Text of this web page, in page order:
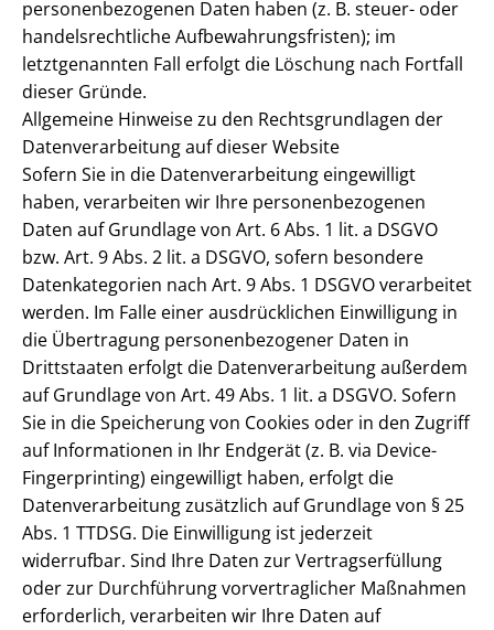
personenbezogenen Daten haben (z. B. steuer- oder
handelsrechtliche Aufbewahrungsfristen); im
letztgenannten Fall erfolgt die Löschung nach Fortfall
dieser Gründe.
Allgemeine Hinweise zu den Rechtsgrundlagen der
Datenverarbeitung auf dieser Website
Sofern Sie in die Datenverarbeitung eingewilligt
haben, verarbeiten wir Ihre personenbezogenen
Daten auf Grundlage von Art. 6 Abs. 1 lit. a DSGVO
bzw. Art. 9 Abs. 2 lit. a DSGVO, sofern besondere
Datenkategorien nach Art. 9 Abs. 1 DSGVO verarbeitet
werden. Im Falle einer ausdrücklichen Einwilligung in
die Übertragung personenbezogener Daten in
Drittstaaten erfolgt die Datenverarbeitung außerdem
auf Grundlage von Art. 49 Abs. 1 lit. a DSGVO. Sofern
Sie in die Speicherung von Cookies oder in den Zugriff
auf Informationen in Ihr Endgerät (z. B. via Device-
Fingerprinting) eingewilligt haben, erfolgt die
Datenverarbeitung zusätzlich auf Grundlage von § 25
Abs. 1 TTDSG. Die Einwilligung ist jederzeit
widerrufbar. Sind Ihre Daten zur Vertragserfüllung
oder zur Durchführung vorvertraglicher Maßnahmen
erforderlich, verarbeiten wir Ihre Daten auf